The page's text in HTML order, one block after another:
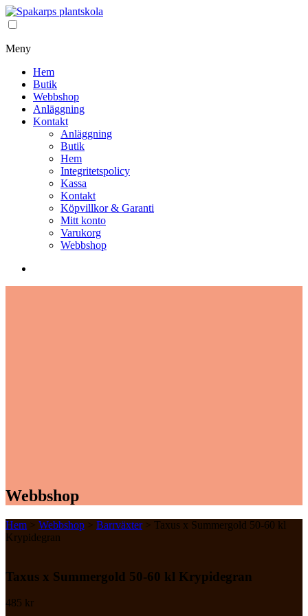
Meny
Hem
Butik
Webbshop
Anläggning
Kontakt
Anläggning
Butik
Hem
Integritetspolicy
Kassa
Kontakt
Köpvillkor & Garanti
Mitt konto
Varukorg
Webbshop
Webbshop
Hem > Webbshop > Barrväxter> Taxus x Summergold 50-60 kl
Krypidegran
Taxus x Summergold 50-60 kl Krypidegran
485 kr